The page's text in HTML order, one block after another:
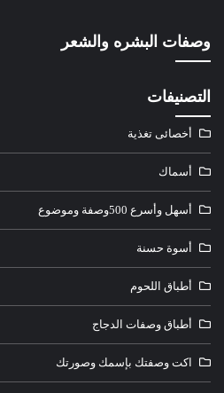
وصفات البشره والشعر
التصنيفات
أخصائى تغذية
أسماك
أسهل وأسرع 500وصفة وموضوع
أسوة حسنة
أطباق اللحوم
أطباق وصفات الدجاج
اكت وصفتك بإسمك وصورتك